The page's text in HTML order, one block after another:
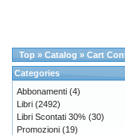
Top » Catalog » Cart
Categories
Abbonamenti (4)
Libri (2492)
Libri Scontati 30% (30)
Promozioni (19)